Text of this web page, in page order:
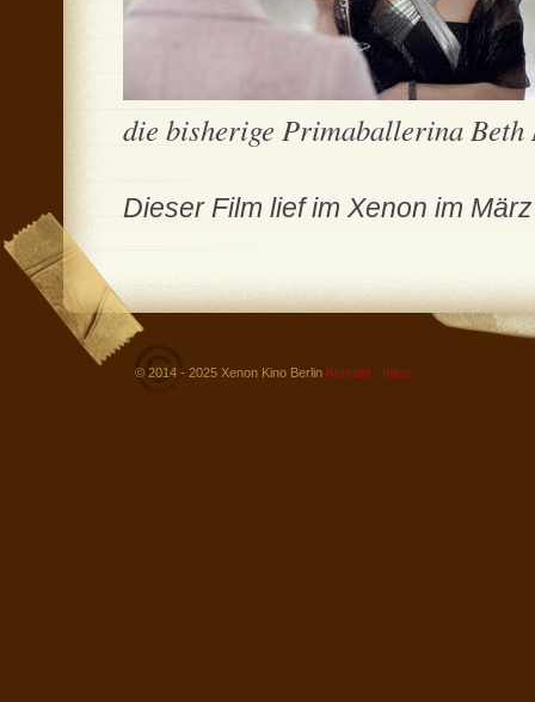
die bisherige Primaballerina Beth
Dieser Film lief im Xenon im
© 2014 - 2025 Xenon Kino Berlin Kontakt - Infos